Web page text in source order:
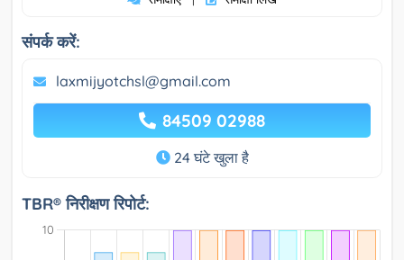
संपर्क करें:
laxmijyotchsl@gmail.com
84509 02988
24 घंटे खुला है
TBR® निरीक्षण रिपोर्ट: